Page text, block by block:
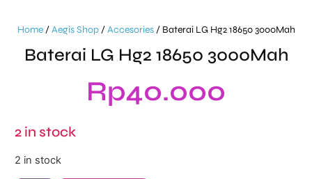
Home/Aegis Shop/Accesories/ Baterai LG Hg2 18650 3000Mah
Baterai LG Hg2 18650 3000Mah
Rp40.000
2 in stock
2 in stock